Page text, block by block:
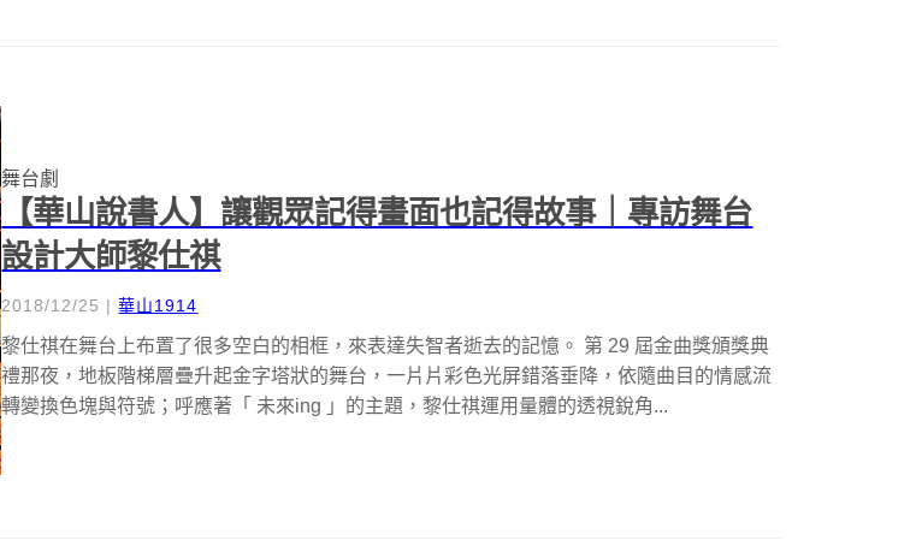
舞台劇
【華山說書人】讓觀眾記得畫面也記得故事｜專訪舞台
設計大師黎仕祺
2018/12/25 |華山1914
黎仕祺在舞台上布置了很多空白的相框，來表達失智者逝去的記憶。 第 29 屆金曲獎頒獎典
禮那夜，地板階梯層疊升起金字塔狀的舞台，一片片彩色光屏錯落垂降，依隨曲目的情感流
轉變換色塊與符號；呼應著「 未來ing 」的主題，黎仕祺運用量體的透視銳角...